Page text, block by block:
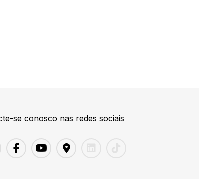
se conosco nas redes sociais